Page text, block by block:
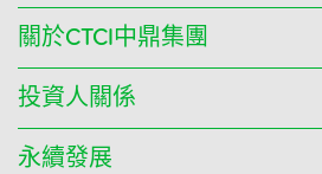
關於CTCI中鼎集團
投資人關係
永續發展